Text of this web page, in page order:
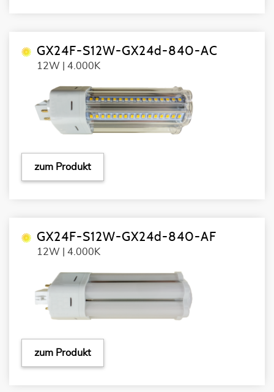
GX24F-S12W-GX24d-840-AC
12W | 4.000K
zum Produkt
GX24F-S12W-GX24d-840-AF
12W | 4.000K
zum Produkt